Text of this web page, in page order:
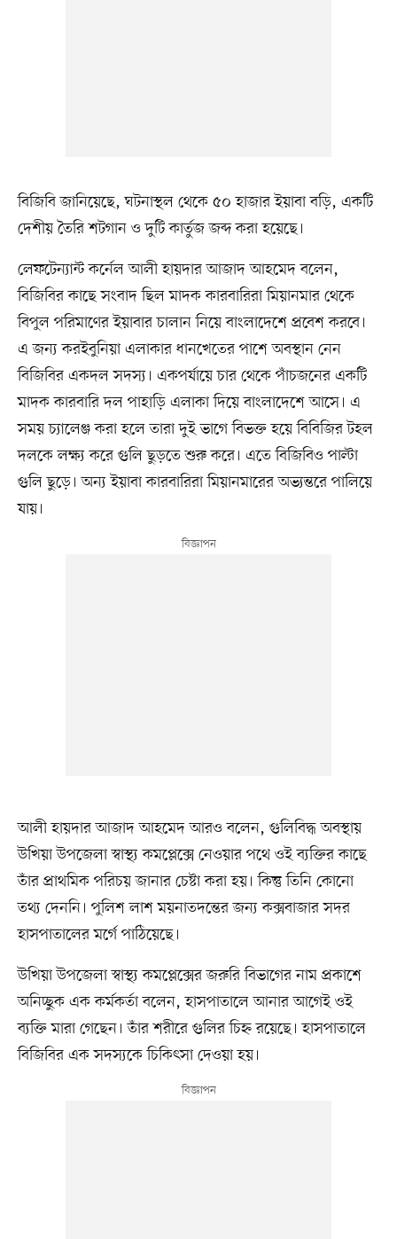
বিজিবি জানিয়েছে, ঘটনাস্থল থেকে ৫০ হাজার ইয়াবা বড়ি, একটি
দেশীয় তৈরি শটগান ও দুটি কার্তুজ জব্দ করা হয়েছে।
লেফটেন্যান্ট কর্নেল আলী হায়দার আজাদ আহমেদ বলেন,
বিজিবির কাছে সংবাদ ছিল মাদক কারবারিরা মিয়ানমার থেকে
বিপুল পরিমাণের ইয়াবার চালান নিয়ে বাংলাদেশে প্রবেশ করবে।
এ জন্য করইবুনিয়া এলাকার ধানখেতের পাশে অবস্থান নেন
বিজিবির একদল সদস্য। একপর্যায়ে চার থেকে পাঁচজনের একটি
মাদক কারবারি দল পাহাড়ি এলাকা দিয়ে বাংলাদেশে আসে। এ
সময় চ্যালেঞ্জ করা হলে তারা দুই ভাগে বিভক্ত হয়ে বিবিজির টহল
দলকে লক্ষ্য করে গুলি ছুড়তে শুরু করে। এতে বিজিবিও পাল্টা
গুলি ছুড়ে। অন্য ইয়াবা কারবারিরা মিয়ানমারের অভ্যন্তরে পালিয়ে
যায়।
আলী হায়দার আজাদ আহমেদ আরও বলেন, গুলিবিদ্ধ অবস্থায়
উখিয়া উপজেলা স্বাস্থ্য কমপ্লেক্সে নেওয়ার পথে ওই ব্যক্তির কাছে
তাঁর প্রাথমিক পরিচয় জানার চেষ্টা করা হয়। কিন্তু তিনি কোনো
তথ্য দেননি। পুলিশ লাশ ময়নাতদন্তের জন্য কক্সবাজার সদর
হাসপাতালের মর্গে পাঠিয়েছে।
উখিয়া উপজেলা স্বাস্থ্য কমপ্লেক্সের জরুরি বিভাগের নাম প্রকাশে
অনিচ্ছুক এক কর্মকর্তা বলেন, হাসপাতালে আনার আগেই ওই
ব্যক্তি মারা গেছেন। তাঁর শরীরে গুলির চিহ্ন রয়েছে। হাসপাতালে
বিজিবির এক সদস্যকে চিকিৎসা দেওয়া হয়।